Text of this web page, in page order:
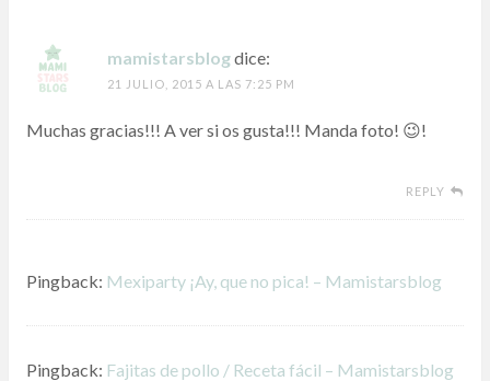
mamistarsblogdice:
21 JULIO, 2015 A LAS 7:25 PM
Muchas gracias!!! A ver si os gusta!!! Manda foto! 😉!
REPLY
Pingback: Mexiparty ¡Ay, que no pica! – Mamistarsblog
Pingback: Fajitas de pollo / Receta fácil – Mamistarsblog